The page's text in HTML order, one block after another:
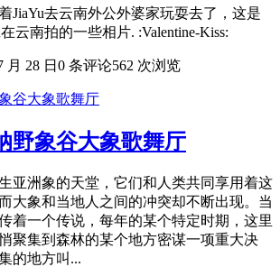
JiaYu去云南外公外婆家玩耍去了，这是
云南拍的一些相片. :Valentine-Kiss:
月 28 日 0 条评论562 次浏览
野象谷大象歌舞厅
亚洲象的天堂，它们和人类共同享用着这
大象和当地人之间的冲突却不断出现。当
着一个传说，每年的某个特定时期，这里
聚集到森林的某个地方密谋一项重大决
的地方叫...